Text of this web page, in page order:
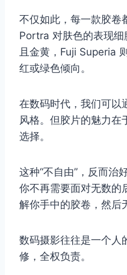
不仅如此，每一款胶卷
Portra 对肤色的表现
且金黄，Fuji Superia
红或绿色倾向。
在数码时代，我们可以
风格。但胶片的魅力在
选择。
这种“不自由”，反而治
你不再需要面对无数的
解你手中的胶卷，然后
数码摄影往往是一个人
修，全权负责。